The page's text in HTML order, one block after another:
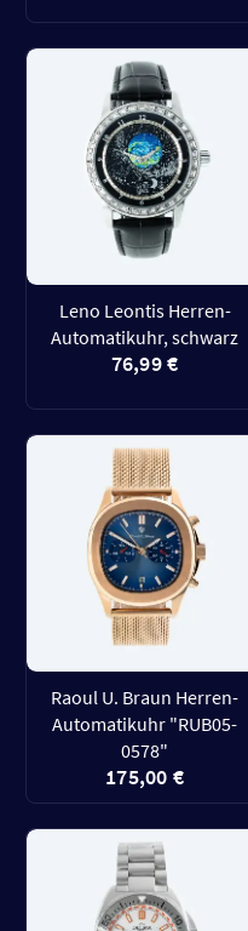
Leno Leontis Herren-
Automatikuhr, schwarz
76,99 €
Raoul U. Braun Herren-
Automatikuhr "RUB05-
0578"
175,00 €